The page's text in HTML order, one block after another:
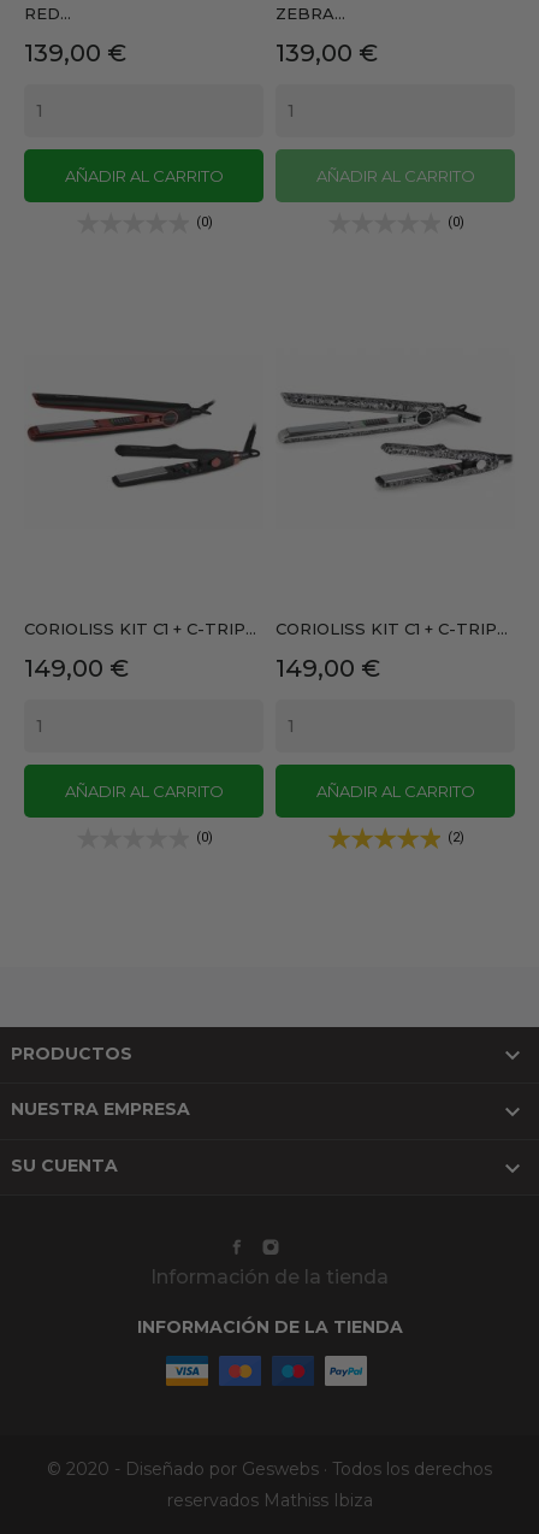
RED...
Precio
139,00 €
AÑADIR AL CARRITO
(0)
ZEBRA...
Precio
139,00 €
AÑADIR AL CARRITO
(0)
CORIOLISS KIT C1 + C-TRIP...
Precio
149,00 €
AÑADIR AL CARRITO
(0)
CORIOLISS KIT C1 + C-TRIP...
Precio
149,00 €
AÑADIR AL CARRITO
(2)
PRODUCTOS 
NUESTRA EMPRESA 
SU CUENTA 
Información de la tienda
INFORMACIÓN DE LA TIENDA
© 2020 - Diseñado por Geswebs · Todos los derechos
reservados Mathiss Ibiza